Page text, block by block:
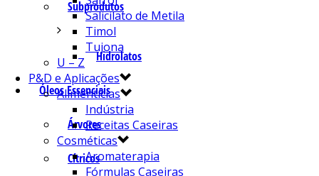
Subprodutos
Hidrolatos
Óleos Essenciais
Árvores
Cítricos
Salicilato de Metila
Timol
Tujona
U – Z
P&D e Aplicações
Alimentícias
Indústria
Receitas Caseiras
Cosméticas
Aromaterapia
Fórmulas Caseiras